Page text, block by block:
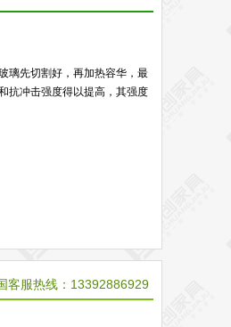
璃先切割好，再加热容华，最
抗冲击强度得以提高，其强度
客服热线：13392886929